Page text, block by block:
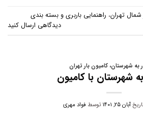
شمال تهران، راهنمایی باربری و بسته بندی
دیدگاهی ارسال کنید
به شهرستان،کامیون بار تهران
شهرستان با کامیون
آبان ۲۵, ۱۴۰۱ توسط فواد مهری